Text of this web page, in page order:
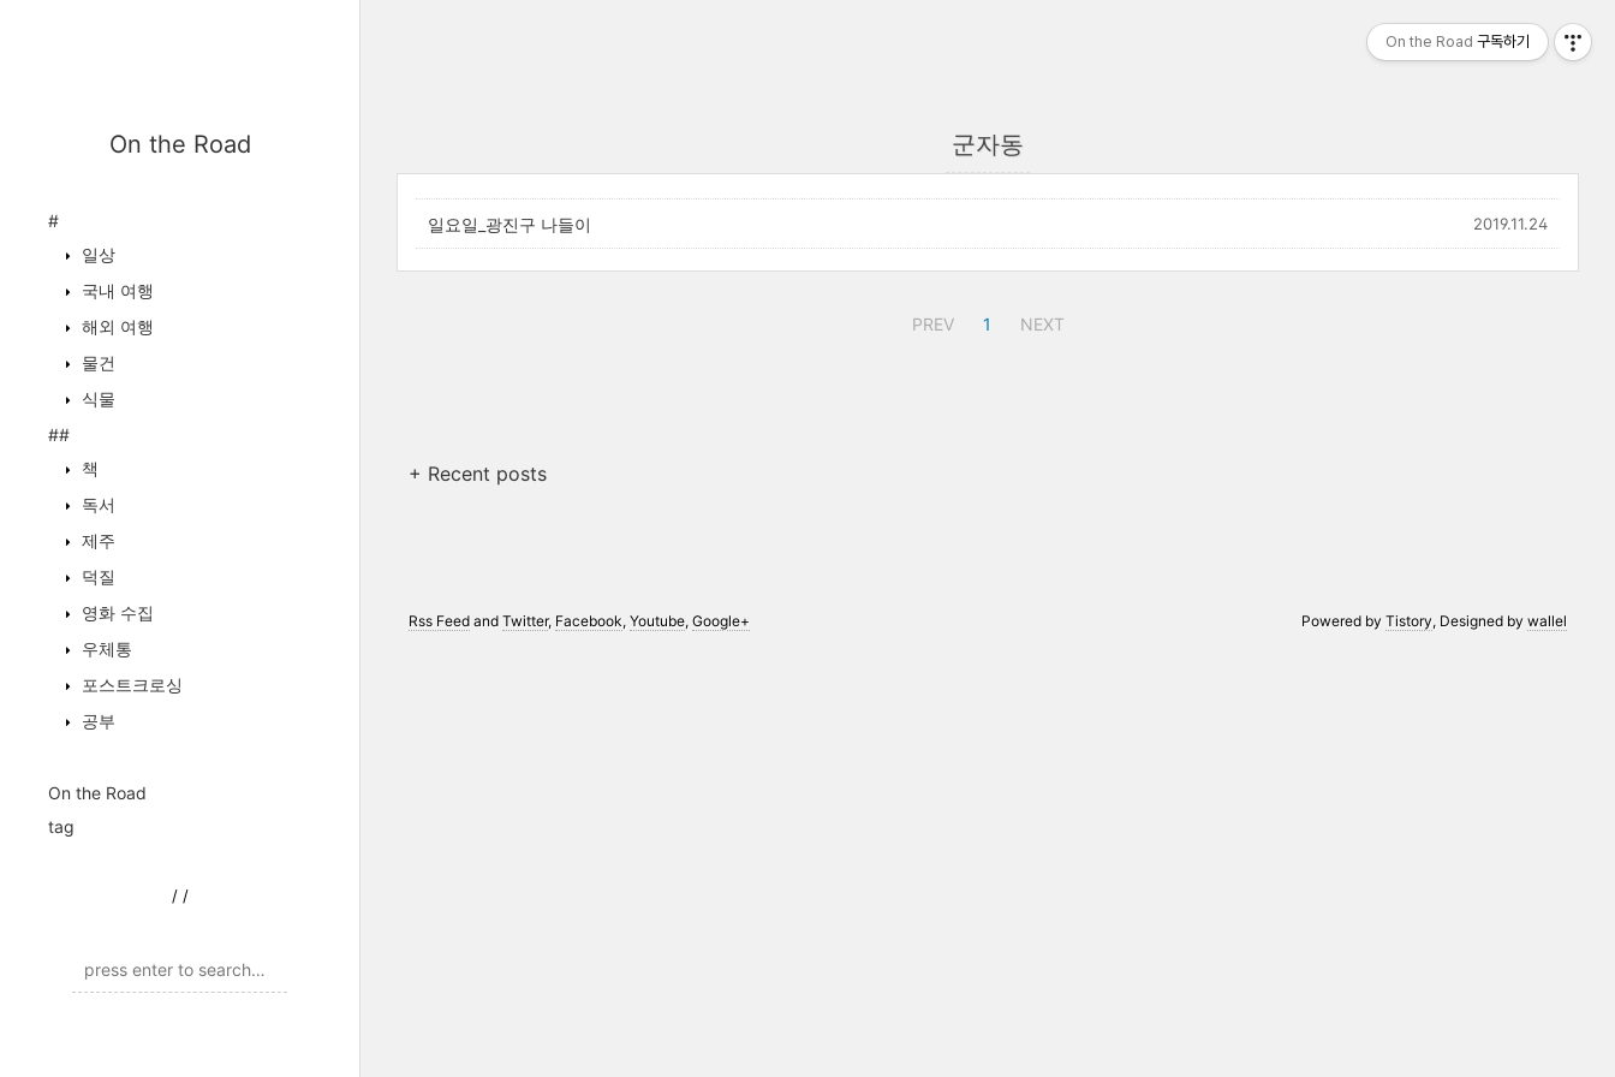
On the Road
#
일상
국내 여행
해외 여행
물건
식물
##
책
독서
제주
덕질
영화 수집
우체통
포스트크로싱
공부
On the Road
tag
/ /
군자동
일요일_광진구 나들이 2019.11.24
PREV 1 NEXT
+ Recent posts
Powered byTistory, Designed bywallel
Rss Feedand Twitter, Facebook, Youtube, Google+
On the Road 구독하기